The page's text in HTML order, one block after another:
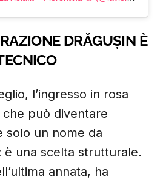
DRĂGUȘIN È
l’ingresso in rosa
può diventare
solo un nome da
è una scelta strutturale.
annata, ha